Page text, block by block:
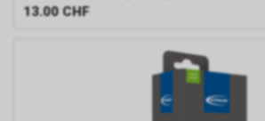
13.00 CHF